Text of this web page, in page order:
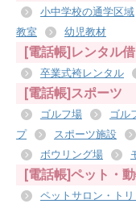
小中学校の通学区域
教室
幼児教材
[電話帳]レンタル
卒業式袴レンタル
[電話帳]スポーツ
ゴルフ場 ゴル
プ
スポーツ施設
ボウリング場
[電話帳]ペット・
ペットサロン・ト